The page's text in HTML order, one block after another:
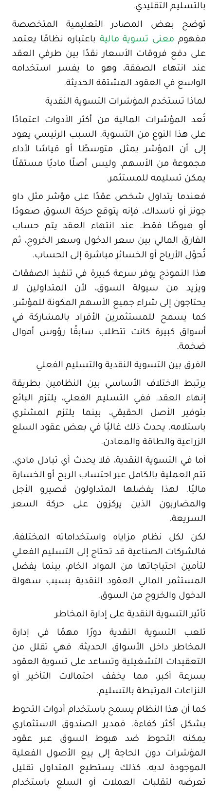
بالتسليم التقليدي.
توضح بعض المصادر التعليمية المتخصصة
مفهوم معنى تسوية مالية باعتباره نظامًا يعتمد
على دفع فروقات الأسعار نقدًا بين طرفي العقد
عند انتهاء الصفقة، وهو ما يفسر استخدامه
الواسع في العقود المشتقة الحديثة.
لماذا تستخدم المؤشرات التسوية النقدية
تُعد المؤشرات المالية من أكثر الأدوات اعتمادًا
على هذا النوع من التسوية. السبب الرئيسي يعود
إلى أن المؤشر يمثل متوسطًا أو قياسًا لأداء
مجموعة من الأسهم، وليس أصلًا ماديًا مستقلًا
يمكن تسليمه للمستثمر.
فعندما يتداول شخص عقدًا على مؤشر مثل داو
جونز أو ناسداك، فإنه يتوقع حركة السوق صعودًا
أو هبوطًا فقط. عند انتهاء العقد يتم حساب
الفارق المالي بين سعر الدخول وسعر الخروج، ثم
تُحوّل الأرباح أو الخسائر مباشرة إلى الحساب.
هذا النموذج يوفر سرعة كبيرة في تنفيذ الصفقات
ويزيد من سيولة السوق، لأن المتداولين لا
يحتاجون إلى شراء جميع الأسهم المكونة للمؤشر.
كما يسمح للمستثمرين الأفراد بالمشاركة في
أسواق كبيرة كانت تتطلب سابقًا رؤوس أموال
ضخمة.
الفرق بين التسوية النقدية والتسليم الفعلي
يرتبط الاختلاف الأساسي بين النظامين بطريقة
إنهاء العقد. ففي التسليم الفعلي، يلتزم البائع
بتوفير الأصل الحقيقي، بينما يلتزم المشتري
باستلامه. يحدث ذلك غالبًا في بعض عقود السلع
الزراعية والطاقة والمعادن.
أما في التسوية النقدية، فلا يحدث أي تبادل مادي.
تتم العملية بالكامل عبر احتساب الربح أو الخسارة
ماليًا. لهذا يفضلها المتداولون قصيرو الأجل
والمضاربون الذين يركزون على حركة السعر
السريعة.
لكن لكل نظام مزاياه واستخداماته المختلفة.
فالشركات الصناعية قد تحتاج إلى التسليم الفعلي
لتأمين احتياجاتها من المواد الخام، بينما يفضل
المستثمر المالي العقود النقدية بسبب سهولة
الدخول والخروج من السوق.
تأثير التسوية النقدية على إدارة المخاطر
تلعب التسوية النقدية دورًا مهمًا في إدارة
المخاطر داخل الأسواق الحديثة. فهي تقلل من
التعقيدات التشغيلية وتساعد على تسوية العقود
بسرعة أكبر، مما يخفف احتمالات التأخير أو
النزاعات المرتبطة بالتسليم.
كما أن هذا النظام يسمح باستخدام أدوات التحوط
بشكل أكثر كفاءة. فمدير الصندوق الاستثماري
يمكنه التحوط ضد هبوط السوق عبر عقود
المؤشرات دون الحاجة إلى بيع الأصول الفعلية
الموجودة لديه. كذلك يستطيع المتداول تقليل
تعرضه لتقلبات العملات أو السلع باستخدام